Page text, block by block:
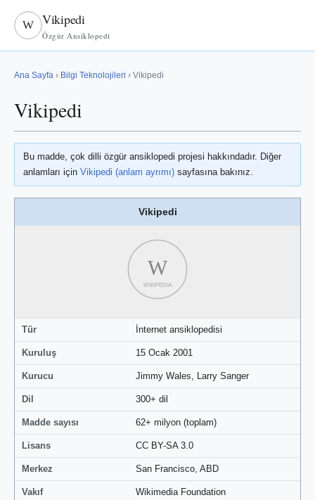
W Vikipedi
Özgür Ansiklopedi
Ana Sayfa › Bilgi Teknolojileri › Vikipedi
Vikipedi
Bu madde, çok dilli özgür ansiklopedi projesi hakkındadır. Diğer
anlamları için Vikipedi (anlam ayrımı) sayfasına bakınız.
Vikipedi
W
WIKIPEDIA
Tür İnternet ansiklopedisi
Kuruluş 15 Ocak 2001
Kurucu Jimmy Wales, Larry Sanger
Dil 300+ dil
Madde sayısı 62+ milyon (toplam)
Lisans CC BY-SA 3.0
Merkez San Francisco, ABD
Vakıf Wikimedia Foundation